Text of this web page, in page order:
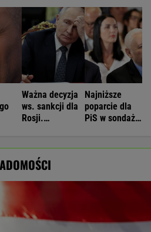
Ważna decyzja
ws. sankcji dla
Rosji.
Najniższe
poparcie dla
PiS w sondażu